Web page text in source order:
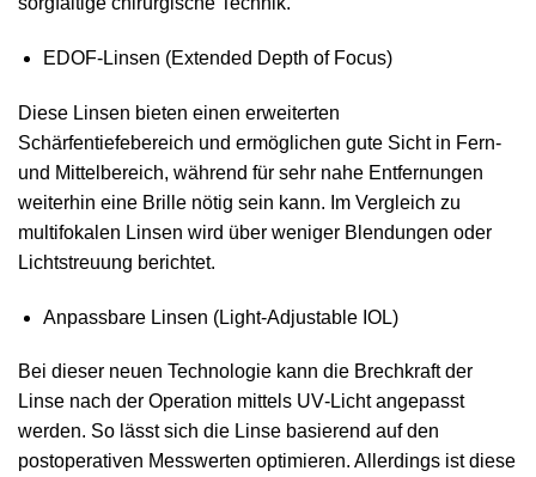
EDOF‑Linsen (Extended Depth of Focus)
Diese Linsen bieten einen erweiterten
Schärfentiefebereich und ermöglichen gute Sicht in Fern‑
und Mittelbereich, während für sehr nahe Entfernungen
weiterhin eine Brille nötig sein kann. Im Vergleich zu
multifokalen Linsen wird über weniger Blendungen oder
Lichtstreuung berichtet.
Anpassbare Linsen (Light‑Adjustable IOL)
Bei dieser neuen Technologie kann die Brechkraft der
Linse nach der Operation mittels UV‑Licht angepasst
werden. So lässt sich die Linse basierend auf den
postoperativen Messwerten optimieren. Allerdings ist diese